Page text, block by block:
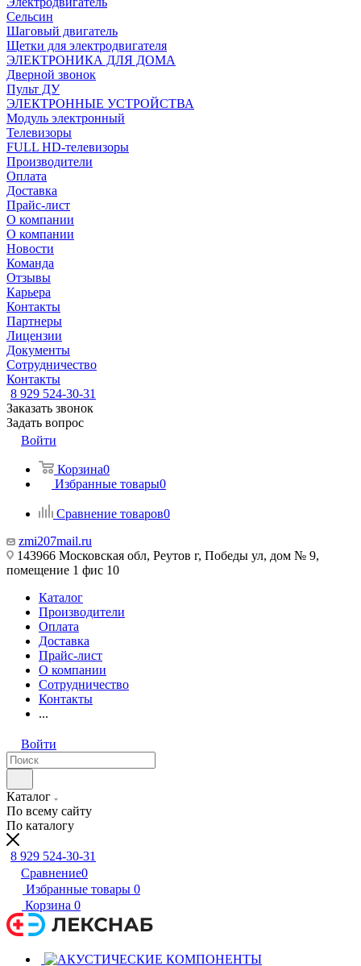
Сельсин
Шаговый двигатель
Щетки для электродвигателя
ЭЛЕКТРОНИКА ДЛЯ ДОМА
Дверной звонок
Пульт ДУ
ЭЛЕКТРОННЫЕ УСТРОЙСТВА
Модуль электронный
Телевизоры
FULL HD-телевизоры
Производители
Оплата
Доставка
Прайс-лист
О компании
О компании
Новости
Команда
Отзывы
Карьера
Контакты
Партнеры
Лицензии
Документы
Сотрудничество
Контакты
8 929 524-30-31
Заказать звонок
Задать вопрос
Войти
Корзина0
Избранные товары0
Сравнение товаров0
zmi207mail.ru
143966 Московская обл, Реутов г, Победы ул, дом № 9,
помещение 1 фис 10
Каталог
Производители
Оплата
Доставка
Прайс-лист
О компании
Сотрудничество
Контакты
...
Войти
Каталог
По всему сайту
По каталогу
8 929 524-30-31
Сравнение0
Избранные товары 0
Корзина 0